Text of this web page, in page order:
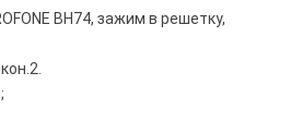
BH74, зажим в решетку,